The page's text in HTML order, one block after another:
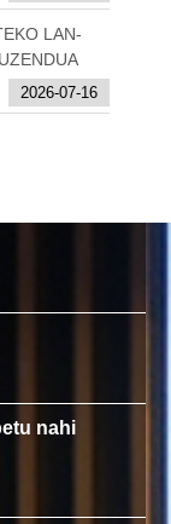
LAN-
2026-07-16
nahi